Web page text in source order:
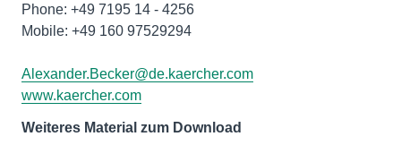
Phone: +49 7195 14 - 4256
Mobile: +49 160 97529294
Alexander.Becker@de.kaercher.com
www.kaercher.com
Weiteres Material zum Download